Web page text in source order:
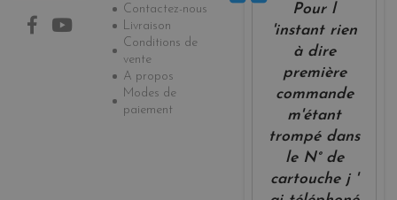
Contactez-nous
Livraison
Conditions de
vente
A propos
Modes de
paiement
Pour l
'instant rien
à dire
première
commande
m'étant
trompé dans
le N° de
cartouche j '